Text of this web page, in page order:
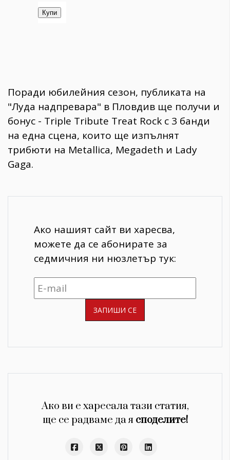
Поради юбилейния сезон, публиката на
"Луда надпревара" в Пловдив ще получи и
бонус - Triple Tribute Treat Rock с 3 банди
на една сцена, които ще изпълнят
трибюти на Metallica, Megadeth и Lady
Gaga.
Ако нашият сайт ви харесва,
можете да се абонирате за
седмичния ни нюзлетър тук:
Ако ви е харесала тази статия,
ще се радваме да я споделите!